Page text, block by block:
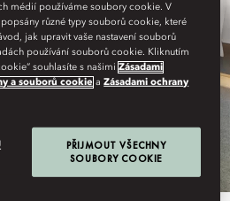
médií používáme soubory cookie. V
různé typy souborů cookie, které
jak upravit vaše nastavení souborů
používání souborů cookie. Kliknutím
souhlasíte s našimiZásadami
a souborů cookie aZásadami ochrany
PŘIJMOUT VŠECHNY
SOUBORY COOKIE